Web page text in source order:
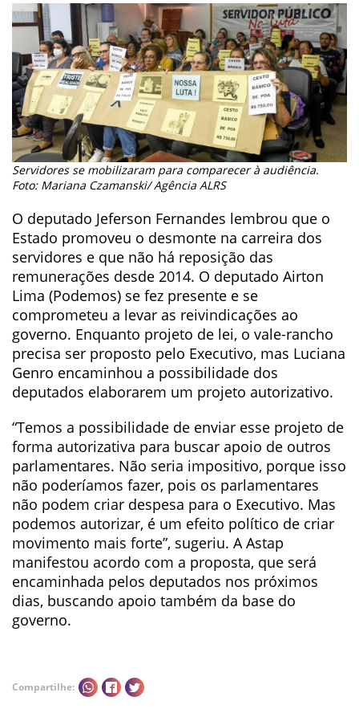
Servidores se mobilizaram para comparecer à audiência.
Foto: Mariana Czamanski/ Agência ALRS
O deputado Jeferson Fernandes lembrou que o
Estado promoveu o desmonte na carreira dos
servidores e que não há reposição das
remunerações desde 2014. O deputado Airton
Lima (Podemos) se fez presente e se
comprometeu a levar as reivindicações ao
governo. Enquanto projeto de lei, o vale-rancho
precisa ser proposto pelo Executivo, mas Luciana
Genro encaminhou a possibilidade dos
deputados elaborarem um projeto autorizativo.
“Temos a possibilidade de enviar esse projeto de
forma autorizativa para buscar apoio de outros
parlamentares. Não seria impositivo, porque isso
não poderíamos fazer, pois os parlamentares
não podem criar despesa para o Executivo. Mas
podemos autorizar, é um efeito político de criar
movimento mais forte”, sugeriu. A Astap
manifestou acordo com a proposta, que será
encaminhada pelos deputados nos próximos
dias, buscando apoio também da base do
governo.
Compartilhe: